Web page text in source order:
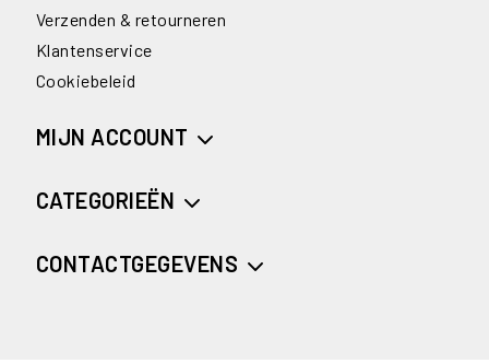
Verzenden & retourneren
Klantenservice
Cookiebeleid
MIJN ACCOUNT
CATEGORIEËN
CONTACTGEGEVENS